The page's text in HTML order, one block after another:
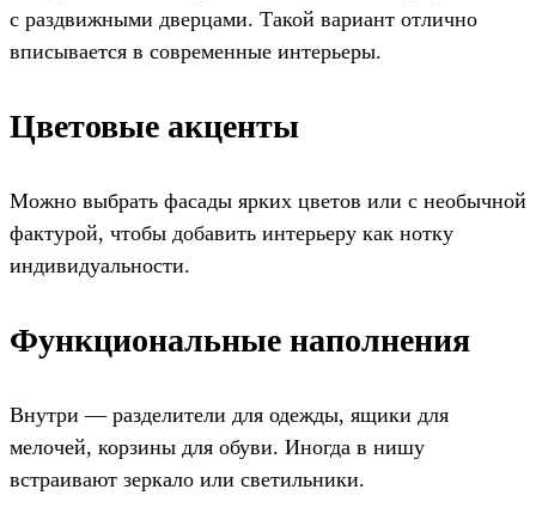
с раздвижными дверцами. Такой вариант отлично
вписывается в современные интерьеры.
Цветовые акценты
Можно выбрать фасады ярких цветов или с необычной
фактурой, чтобы добавить интерьеру как нотку
индивидуальности.
Функциональные наполнения
Внутри — разделители для одежды, ящики для
мелочей, корзины для обуви. Иногда в нишу
встраивают зеркало или светильники.